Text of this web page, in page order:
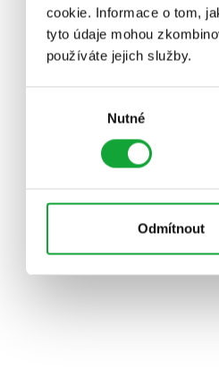
cookie. Informace o tom,
tyto údaje mohou
používáte jejich služby.
Nutné
Odmítnout